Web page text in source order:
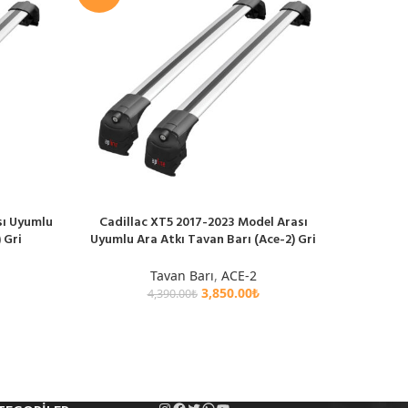
Uyumlu
Gri
SEPETE EKLE
Cadillac XT5 2017-2023 Model Arası
Uyumlu Ara Atkı Tavan Barı (Ace-2) Gri
Tavan Barı, ACE-2
4,390.00₺ 3,850.00₺